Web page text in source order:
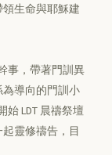
生命與耶穌建
事，帶著門訓異
導向的門訓小
始 LDT 晨禱祭壇
靈修禱告，目